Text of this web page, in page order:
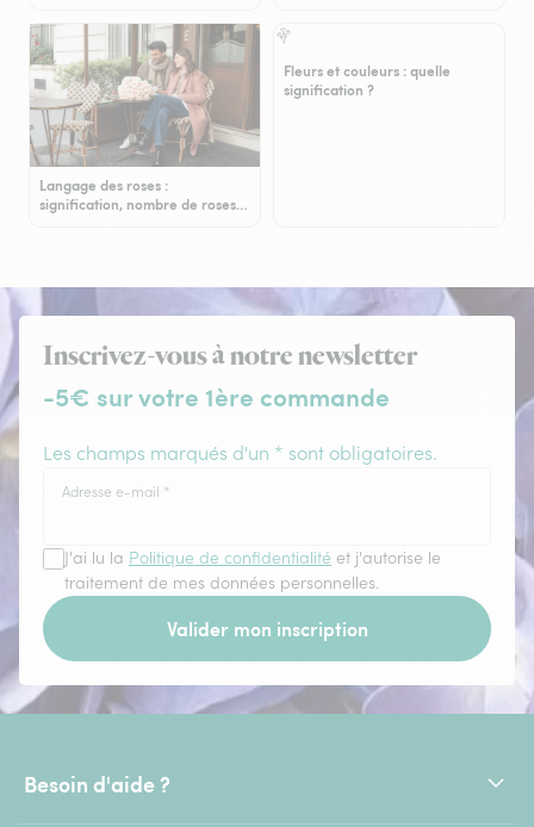
Langage des roses :
signification, nombre de roses…
Fleurs et couleurs : quelle
signification ?
Inscrivez-vous à notre newsletter
-5€ sur votre 1ère commande
Les champs marqués d'un * sont obligatoires.
Adresse e-mail *
J'ai lu la Politique de confidentialité et j'autorise le
traitement de mes données personnelles.
Valider mon inscription
Besoin d'aide ?